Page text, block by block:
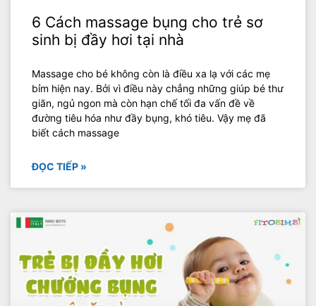
6 Cách massage bụng cho trẻ sơ
sinh bị đầy hơi tại nhà
Massage cho bé không còn là điều xa lạ với các mẹ
bỉm hiện nay. Bởi vì điều này chẳng những giúp bé thư
giãn, ngủ ngon mà còn hạn chế tối đa vấn đề về
đường tiêu hóa như đầy bụng, khó tiêu. Vậy mẹ đã
biết cách massage
ĐỌC TIẾP »